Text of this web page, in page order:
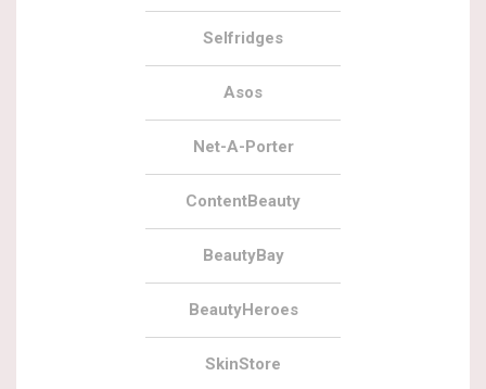
Selfridges
Asos
Net-A-Porter
ContentBeauty
BeautyBay
BeautyHeroes
SkinStore